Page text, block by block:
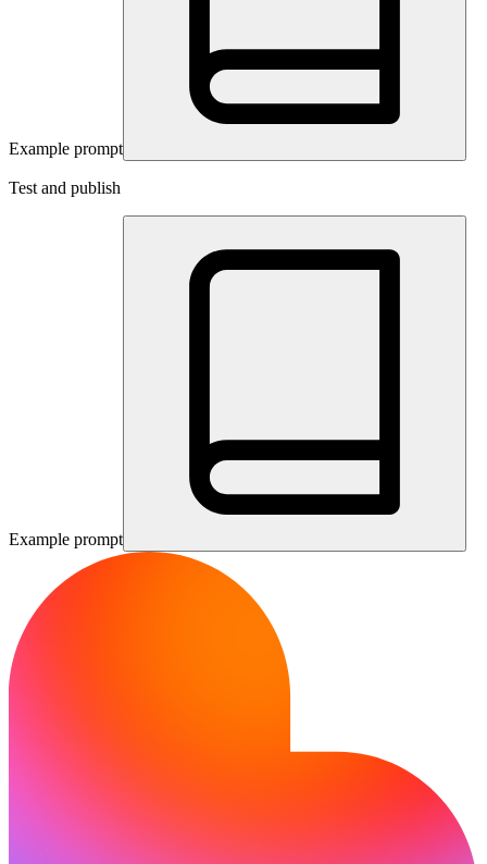
Example prompt
Test and publish
Example prompt